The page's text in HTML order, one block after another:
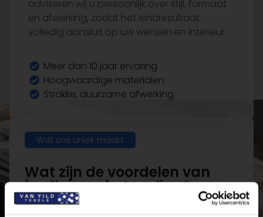
Meer dan 10 jaar ervaring
Hoogwaardige materialen
Wat ons uniek maakt
Wat zijn de voordelen van
badkamer betegeling?
Het professioneel